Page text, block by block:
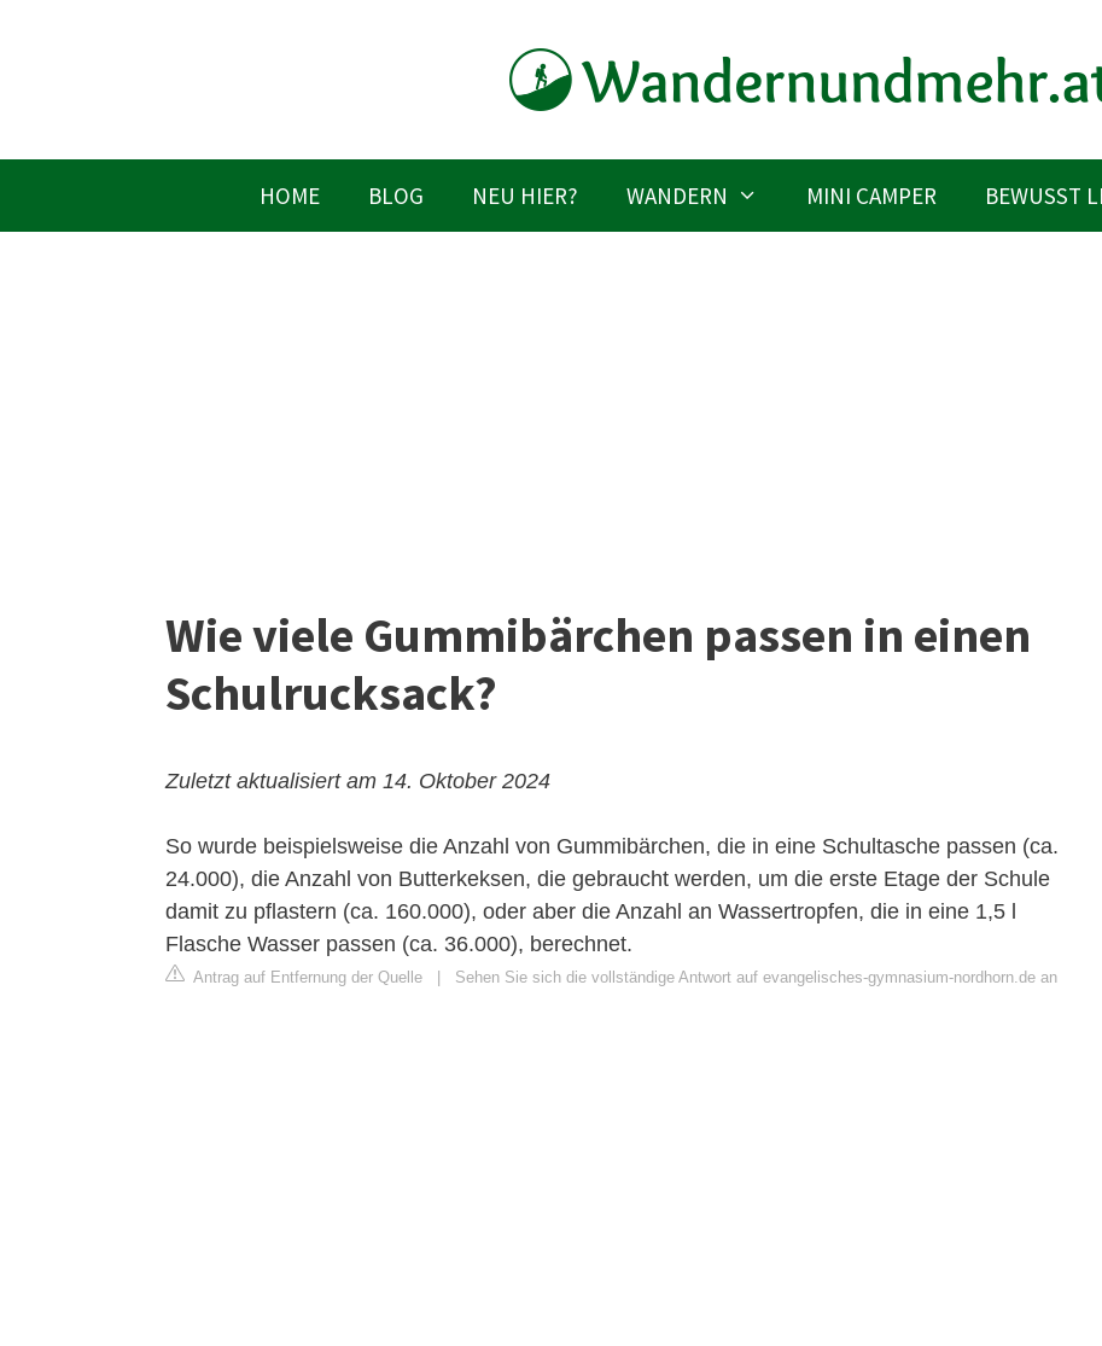
HOME BLOG NEU HIER? WANDERN MINI CAMPER BEWUSST
Wie viele Gummibärchen passen in einen
Schulrucksack?
Zuletzt aktualisiert am 14. Oktober 2024
So wurde beispielsweise die Anzahl von Gummibärchen, die in eine Schultasche passen (ca.
24.000), die Anzahl von Butterkeksen, die gebraucht werden, um die erste Etage der Schule
damit zu pflastern (ca. 160.000), oder aber die Anzahl an Wassertropfen, die in eine 1,5 l
Flasche Wasser passen (ca. 36.000), berechnet.
Antrag auf Entfernung der Quelle Sehen Sie sich die vollständige Antwort auf evangelisches-gymnasium-nordhorn.de an